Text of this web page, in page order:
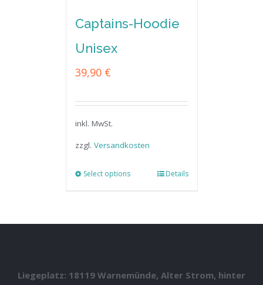
Captains-Hoodie
Unisex
39,90 €
inkl. MwSt.
zzgl. Versandkosten
Select options Details
Liegeplatz: 18119 Warnemünde, Alter Strom, hinter